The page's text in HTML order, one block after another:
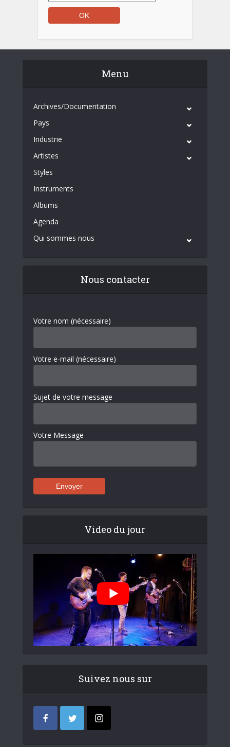
Menu
Archives/Documentation
Pays
Industrie
Artistes
Styles
Instruments
Albums
Agenda
Qui sommes nous
Nous contacter
Votre nom (nécessaire)
Votre e-mail (nécessaire)
Sujet de votre message
Votre Message
Video du jour
Suivez nous sur